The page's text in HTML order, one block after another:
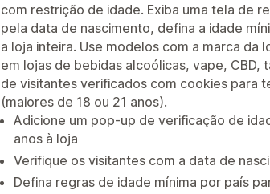
com restrição de idade. Exiba uma tela de
pela data de nascimento, defina a idade
a loja inteira. Use modelos com a marca
em lojas de bebidas alcoólicas, vape,
de visitantes verificados com cookies para
(maiores de 18 ou 21 anos).
Adicione um pop-up de verificação de
anos à loja
Verifique os visitantes com a data de
Defina regras de idade mínima por país